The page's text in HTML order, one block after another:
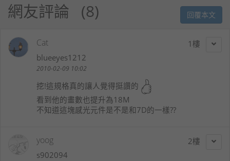
網友評論 8 回覆本文
1
Cat
blueeyes1212
2010-02-09 10:02
挖!這規格真的讓人覺得挺讚的
看到他的畫數也提升為18M
不知道這塊感光元件是不是和7D的一樣??
2
yoog
s902094